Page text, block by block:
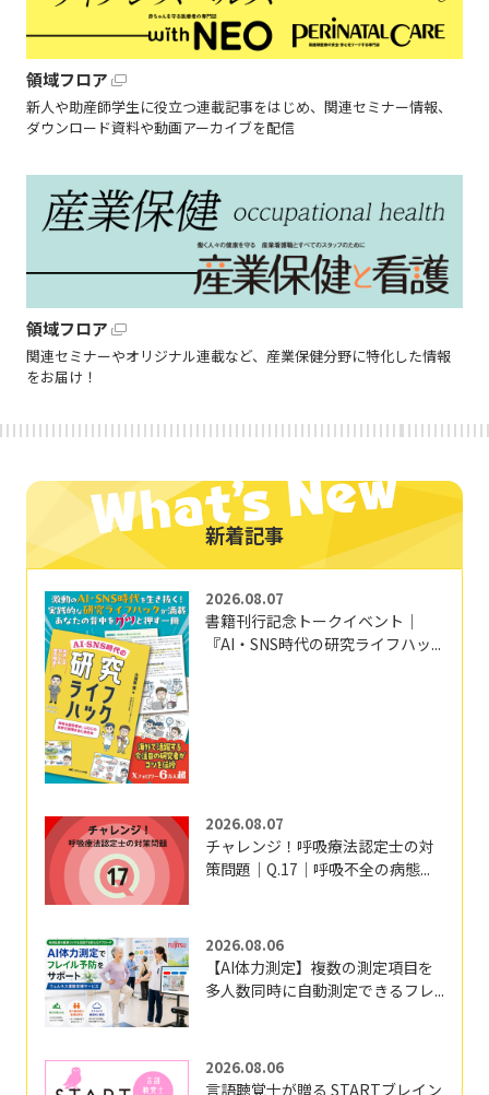
領域フロア
新人や助産師学生に役立つ連載記事をはじめ、関連セミナー情報、
ダウンロード資料や動画アーカイブを配信
領域フロア
関連セミナーやオリジナル連載など、産業保健分野に特化した情報
をお届け！
新着記事
2026.08.07
書籍刊行記念トークイベント｜
『AI・SNS時代の研究ライフハッ...
2026.08.07
チャレンジ！呼吸療法認定士の対
策問題｜Q.17｜呼吸不全の病態...
2026.08.06
【AI体力測定】複数の測定項目を
多人数同時に自動測定できるフレ...
2026.08.06
言語聴覚士が贈る STARTブレイン